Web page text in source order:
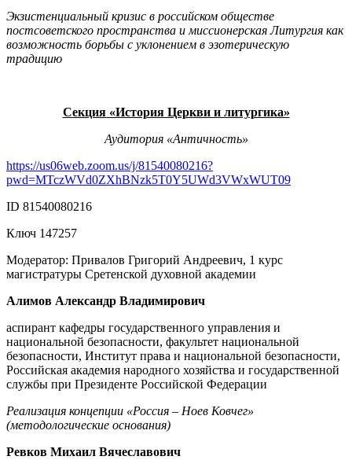
Экзистенциальный кризис в российском обществе
постсоветского пространства и миссионерская Литургия как
возможность борьбы с уклонением в эзотерическую
традицию
Секция «История Церкви и литургика»
Аудитория «Античность»
https://us06web.zoom.us/j/81540080216?
pwd=MTczWVd0ZXhBNzk5T0Y5UWd3VWxWUT09
ID 81540080216
Ключ 147257
Модератор: Привалов Григорий Андреевич, 1 курс
магистратуры Сретенской духовной академии
Алимов Александр Владимирович
аспирант кафедры государственного управления и
национальной безопасности, факультет национальной
безопасности, Институт права и национальной безопасности,
Российская академия народного хозяйства и государственной
службы при Президенте Российской Федерации
Реализация концепции «Россия – Ноев Ковчег»
(методологические основания)
Ревков Михаил Вячеславович